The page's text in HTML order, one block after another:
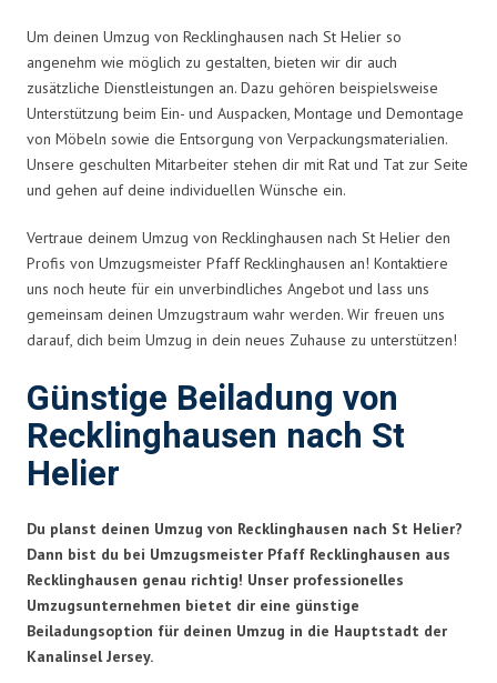
Um deinen Umzug von Recklinghausen nach St Helier so
angenehm wie möglich zu gestalten, bieten wir dir auch
zusätzliche Dienstleistungen an. Dazu gehören beispielsweise
Unterstützung beim Ein- und Auspacken, Montage und Demontage
von Möbeln sowie die Entsorgung von Verpackungsmaterialien.
Unsere geschulten Mitarbeiter stehen dir mit Rat und Tat zur Seite
und gehen auf deine individuellen Wünsche ein.
Vertraue deinem Umzug von Recklinghausen nach St Helier den
Profis von Umzugsmeister Pfaff Recklinghausen an! Kontaktiere
uns noch heute für ein unverbindliches Angebot und lass uns
gemeinsam deinen Umzugstraum wahr werden. Wir freuen uns
darauf, dich beim Umzug in dein neues Zuhause zu unterstützen!
Günstige Beiladung von
Recklinghausen nach St
Helier
Du planst deinen Umzug von Recklinghausen nach St Helier?
Dann bist du bei Umzugsmeister Pfaff Recklinghausen aus
Recklinghausen genau richtig! Unser professionelles
Umzugsunternehmen bietet dir eine günstige
Beiladungsoption für deinen Umzug in die Hauptstadt der
Kanalinsel Jersey.